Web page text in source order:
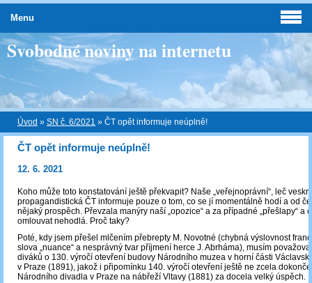
Svobodné noviny na internetu
Úvod » SN č. 6/2021 » ČT opět informuje neúplně!
ČT opět informuje neúplně!
12. 6. 2021
Koho může toto konstatování ještě překvapit? Naše „veřejnoprávní“, leč
propagandistická ČT informuje pouze o tom, co se jí momentálně hodí a od
nějaký prospěch. Převzala manýry naší „opozice“ a za případné „přešlapy“ a
omlouvat nehodlá. Proč taky?
Poté, kdy jsem přešel mlčením přebrepty M. Novotné (chybná výslovnost
slova „nuance“ a nesprávný tvar příjmení herce J. Abrháma), musím
diváků o 130. výročí otevření budovy Národního muzea v horní části
v Praze (1891), jakož i připomínku 140. výročí otevření ještě ne zcela
Národního divadla v Praze na nábřeží Vltavy (1881) za docela velký úspěch.
Menu